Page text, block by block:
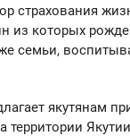
страхования жиз
из которых
семьи,
якутянам
территории